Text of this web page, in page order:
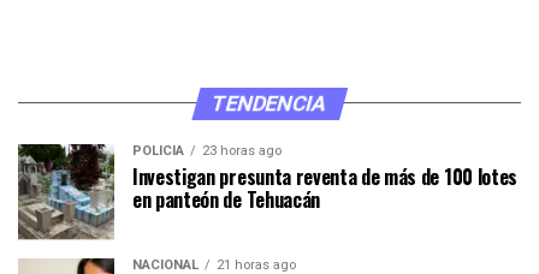
TENDENCIA
POLICÍA 23 horas ago
Investigan presunta reventa de más de 100 lotes
en panteón de Tehuacán
NACIONAL 21 horas ago